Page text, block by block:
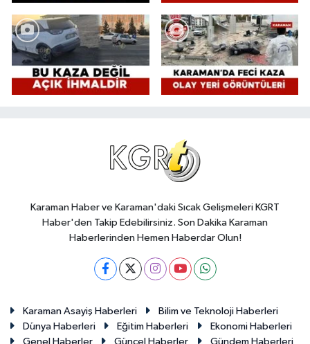
Karaman Haber ve Karaman'daki Sıcak Gelişmeleri KGRT
Haber'den Takip Edebilirsiniz. Son Dakika Karaman
Haberlerinden Hemen Haberdar Olun!
Karaman Asayiş Haberleri
Bilim ve Teknoloji Haberleri
Dünya Haberleri
Eğitim Haberleri
Ekonomi Haberleri
Genel Haberler
Güncel Haberler Gündem Haberleri